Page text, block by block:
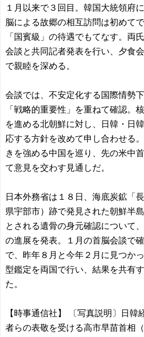
１月以来で３回目。韓国大統領府
脳による故郷の相互訪問は初めて
「国賓級」の待遇でもてなす。両
会談と共同記者発表を行い、夕食
で親睦を深める。
会談では、不安定化する国際情勢
「戦略的重要性」を重ねて確認。
を進める北朝鮮に対し、日韓・日
応する方針を改めて申し合わせる
きを強める中国を巡り、先の米中
て意見を交わす見通しだ。
日本外務省は１８日、海底炭鉱「
県宇部市）跡で発見された朝鮮半
とされる遺骨の身元確認について
の進展を発表。１月の首脳会談で
で、昨年８月と今年２月に見つか
型鑑定を両国で行い、結果を共有
た。
【時事通信社】 〔写真説明〕日韓
者らの表敬を受ける高市早苗首相